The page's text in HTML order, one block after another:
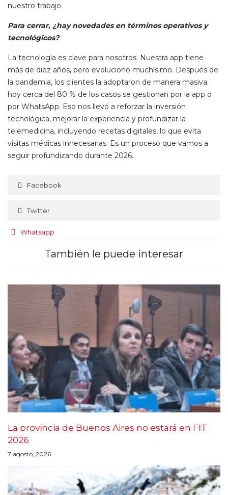
nuestro trabajo.
Para cerrar, ¿hay novedades en términos operativos y
tecnológicos?
La tecnología es clave para nosotros. Nuestra app tiene
más de diez años, pero evolucionó muchísimo. Después de
la pandemia, los clientes la adoptaron de manera masiva:
hoy cerca del 80 % de los casos se gestionan por la app o
por WhatsApp. Eso nos llevó a reforzar la inversión
tecnológica, mejorar la experiencia y profundizar la
telemedicina, incluyendo recetas digitales, lo que evita
visitas médicas innecesarias. Es un proceso que vamos a
seguir profundizando durante 2026.
Facebook
Twitter
Whatsapp
También le puede interesar
La provincia de Buenos Aires no estará en FIT
2026
7 agosto, 2026